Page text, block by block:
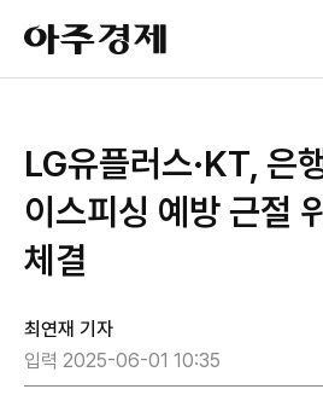
아
주
경
LG유플러스·KT, 은
이스피싱 예방 근절
체결
최연재 기자
입력 2025-06-01 10:35